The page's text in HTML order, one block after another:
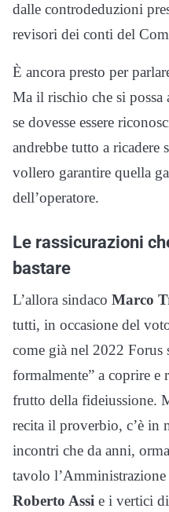
dalle controdeduzioni
revisori dei conti del
È ancora presto per
Ma il rischio che si possa
se dovesse essere
andrebbe tutto a ricadere
vollero garantire quella
dell’operatore.
Le rassicurazioni
bastare
L’allora sindaco Marco
tutti, in occasione del
come già nel 2022 Forus
formalmente” a coprire
frutto della fideiussione.
recita il proverbio, c’è in
incontri che da anni,
tavolo
Roberto Assi e i vertici